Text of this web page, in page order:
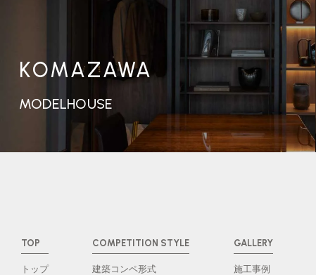
KOMAZAWA
MODELHOUSE
TOP
トップ
COMPETITION STYLE
建築コンペ形式
GALLERY
施工事例